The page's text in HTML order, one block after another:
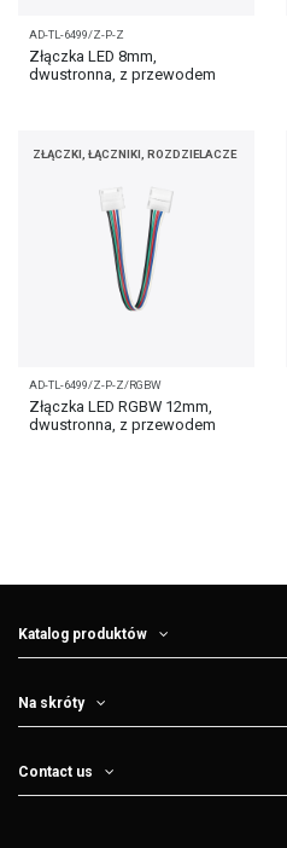
AD-TL-6499/Z-P-Z
Złączka LED 8mm,
dwustronna, z przewodem
ZŁĄCZKI, ŁĄCZNIKI, ROZDZIELACZE
AD-TL-6499/Z-P-Z/RGBW
Złączka LED RGBW 12mm,
dwustronna, z przewodem
Katalog produktów
Na skróty
Contact us